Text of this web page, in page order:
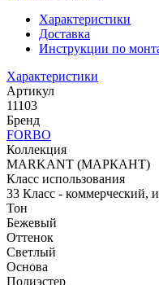
Характеристики
Доставка
Инструкции по
Характеристики
Артикул
11103
Бренд
FORBO
Коллекция
MARKANT (МАРКАНТ)
Класс использования
33 Класс - коммерческий,
Тон
Бежевый
Оттенок
Светлый
Основа
Полиэстер